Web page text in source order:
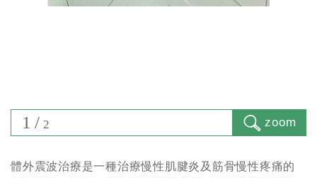
1 / 2 zoom
體外震波治療是一種治療慢性肌腱炎及筋骨慢性疼痛的